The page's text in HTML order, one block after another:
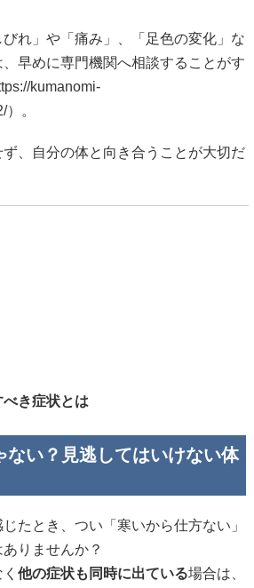
れ」や「痛み」、「足色の変化」な
早めに専門機関へ相談することがす
kumanomi-
。
、自分の体と向き合うことが大切だ
き症状とは
ない？見逃してはいけない体
たとき、つい「寒いから仕方ない」
りませんか？
他の症状も同時に出ている場合は、